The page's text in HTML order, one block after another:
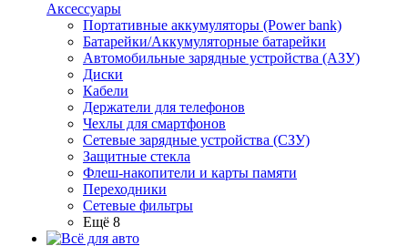
Аксессуары
Портативные аккумуляторы (Power bank)
Батарейки/Аккумуляторные батарейки
Автомобильные зарядные устройства (АЗУ)
Диски
Кабели
Держатели для телефонов
Чехлы для смартфонов
Сетевые зарядные устройства (СЗУ)
Защитные стекла
Флеш-накопители и карты памяти
Переходники
Сетевые фильтры
Ещё 8